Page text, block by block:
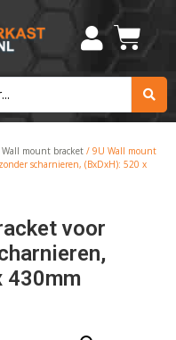
Wall mount bracket / 9U Wall mount
scharnieren, (BxDxH): 520 x
voor
430mm